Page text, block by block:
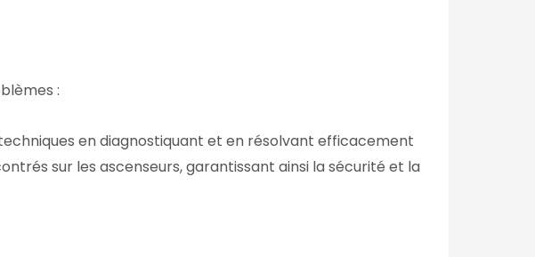
:
en diagnostiquant et en résolvant efficacement
sur les ascenseurs, garantissant ainsi la sécurité et la